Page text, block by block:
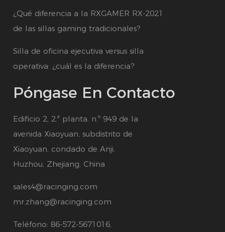
¿Qué diferencia a la RXGAMER RX-2021
de las sillas gaming tradicionales?
Silla de oficina ejecutiva versus silla
operativa: ¿cuál es la diferencia?
Póngase En Contacto
Edificio 2, 2.ª planta, n.º 949 de la
avenida Xiaoyuan, subdistrito de
Xiaoyuan, condado de Anji,
Huzhou, Zhejiang, China
sales4@racinging.com
mr.zhang@racinging.com
Teléfono: 86-572-5671016,